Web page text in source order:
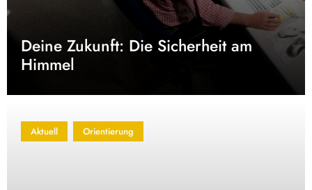
Deine Zukunft: Die Sicherheit am
Himmel
Aktuell Orientierung